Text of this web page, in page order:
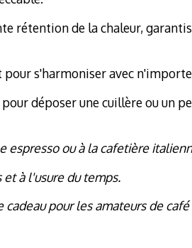
rétention de la chaleur,
s'harmoniser avec
déposer une cuillère ou un
espresso ou à la cafetière
et à l'usure du temps.
pour les amateurs de